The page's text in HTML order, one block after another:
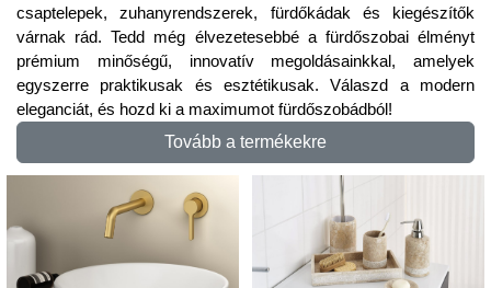
csaptelepek, zuhanyrendszerek, fürdőkádak és kiegészítők
várnak rád. Tedd még élvezetesebbé a fürdőszobai élményt
prémium minőségű, innovatív megoldásainkkal, amelyek
egyszerre praktikusak és esztétikusak. Válaszd a modern
eleganciát, és hozd ki a maximumot fürdőszobádból!
Tovább a termékekre